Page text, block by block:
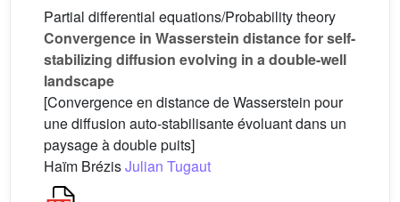
Partial differential equations/Probability theory
Convergence in Wasserstein distance for self-
stabilizing diffusion evolving in a double-well
landscape
[Convergence en distance de Wasserstein pour
une diffusion auto-stabilisante évoluant dans un
paysage à double puits]
Haïm BrézisJulian Tugaut